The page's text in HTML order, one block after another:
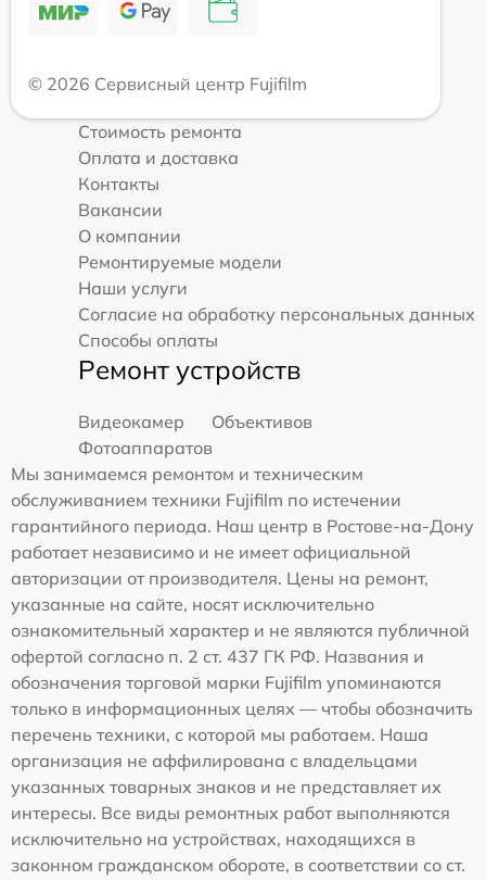
© 2026 Сервисный центр Fujifilm
Стоимость ремонта
Оплата и доставка
Контакты
Вакансии
О компании
Ремонтируемые модели
Наши услуги
Согласие на обработку персональных данных
Способы оплаты
Ремонт устройств
Видеокамер
Объективов
Фотоаппаратов
Мы занимаемся ремонтом и техническим
обслуживанием техники Fujifilm по истечении
гарантийного периода. Наш центр в Ростове-на-Дону
работает независимо и не имеет официальной
авторизации от производителя. Цены на ремонт,
указанные на сайте, носят исключительно
ознакомительный характер и не являются публичной
офертой согласно п. 2 ст. 437 ГК РФ. Названия и
обозначения торговой марки Fujifilm упоминаются
только в информационных целях — чтобы обозначить
перечень техники, с которой мы работаем. Наша
организация не аффилирована с владельцами
указанных товарных знаков и не представляет их
интересы. Все виды ремонтных работ выполняются
исключительно на устройствах, находящихся в
законном гражданском обороте, в соответствии со ст.